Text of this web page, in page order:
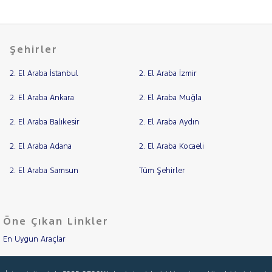
PLUS
LOUNGE
1.6 16V
MULTIJET II
URBAN PLUS
OTOMATIK
1.6
1.6
MULTIJET
EASY
Tipi
Aktarma
Türü
Garanti
Kampanya
ve
İlan
Şehirler
2. El Araba İstanbul 2. El Araba İzmir
2. El Araba Ankara 2. El Araba Muğla
2. El Araba Balıkesir 2. El Araba Aydın
2. El Araba Adana 2. El Araba Kocaeli
2. El Araba Samsun Tüm Şehirler
Öne Çıkan Linkler
En Uygun Araçlar